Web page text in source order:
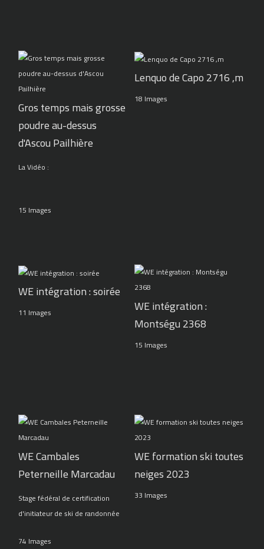
Gros temps mais grosse
poudre au-dessus
d'Ascou Pailhière
La Vidéo :
15 Images
Lenquo de Capo 2716 ,m
18 Images
WE intégration : soirée
11 Images
WE intégration :
Montségu 2368
15 Images
WE Cambales
Peterneille Marcadau
Stage fédéral de certification
d'initiateur de ski de randonnée
74 Images
WE formation ski toutes
neiges 2023
33 Images